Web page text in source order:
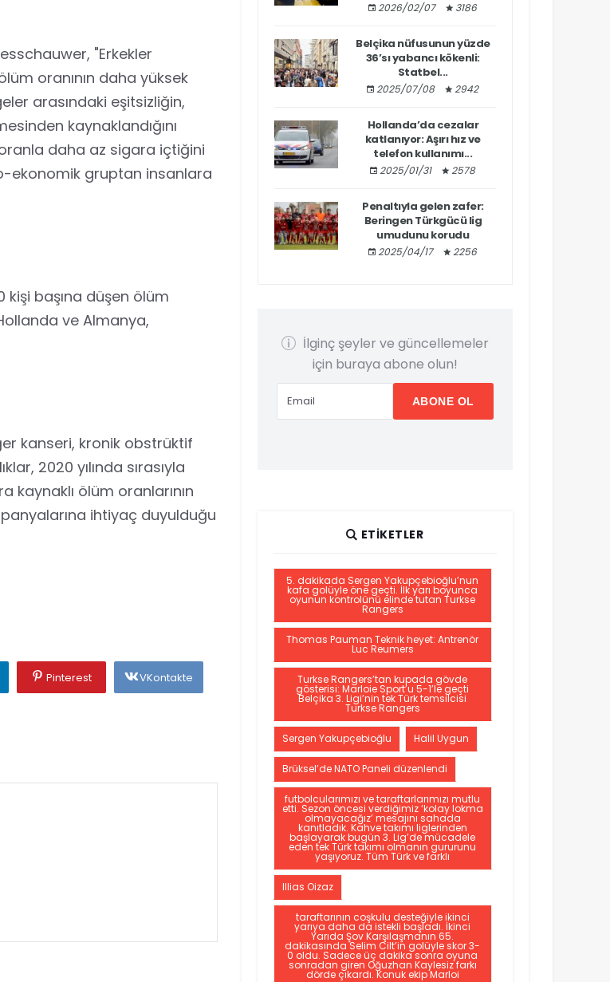
"Erkekler
oranının daha yüksek
arasındaki eşitsizliğin,
kaynaklandığını
daha az sigara içtiğini
ekonomik gruptan insanlara
kişi başına düşen ölüm
ve Almanya,
kanseri, kronik obstrüktif
2020 yılında sırasıyla
kaynaklı ölüm oranlarının
ihtiyaç duyulduğu
Pinterest VKontakte
2026/02/07 3186
Belçika nüfusunun yüzde
36’sı yabancı kökenli:
Statbel...
2025/07/08 2942
Hollanda’da cezalar
katlanıyor: Aşırı hız ve
telefon kullanımı...
2025/01/31 2578
Penaltıyla gelen zafer:
Beringen Türkgücü lig
umudunu korudu
2025/04/17 2256
İlginç şeyler ve güncellemeler
için buraya abone olun!
ETIKETLER
5. dakikada Sergen Yakupçebioğlu’nun
kafa golüyle öne geçti. İlk yarı boyunca
oyunun kontrolünü elinde tutan Turkse
Rangers
Thomas Pauman Teknik heyet: Antrenör
Luc Reumers
Turkse Rangers’tan kupada gövde
gösterisi: Marloie Sport’u 5-1’le geçti
Belçika 3. Ligi’nin tek Türk temsilcisi
Turkse Rangers
Sergen Yakupçebioğlu Halil Uygun
Brüksel’de NATO Paneli düzenlendi
futbolcularımızı ve taraftarlarımızı mutlu
etti. Sezon öncesi verdiğimiz ‘kolay lokma
olmayacağız’ mesajını sahada
kanıtladık. Kahve takımı liglerinden
başlayarak bugün 3. Lig’de mücadele
eden tek Türk takımı olmanın gururunu
yaşıyoruz. Tüm Türk ve farklı
Illias Oizaz
taraftarının coşkulu desteğiyle ikinci
yarıya daha da istekli başladı. İkinci
Yarıda Şov Karşılaşmanın 65.
dakikasında Selim Cilt’in golüyle skor 3-
0 oldu. Sadece üç dakika sonra oyuna
sonradan giren Oğuzhan Kaylesiz farkı
dörde çıkardı. Konuk ekip Marloi